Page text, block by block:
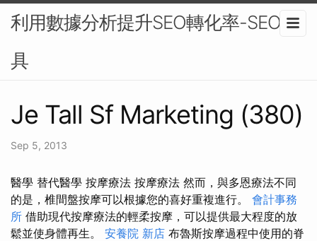
利用數據分析提升SEO轉化率-SEO工
具
Je Tall Sf Marketing (380)
Sep 5, 2013
醫學 替代醫學 按摩療法 按摩療法 然而，與多恩療法不同
的是，椎間盤按摩可以根據您的喜好重複進行。 會計事務
所 借助現代按摩療法的輕柔按摩，可以提供最大程度的放
鬆並使身體再生。 安養院 新店 布魯斯按摩過程中使用的脊